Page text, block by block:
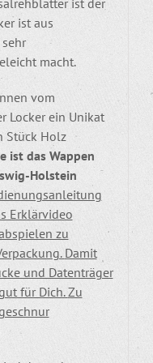
ist aus
macht.
vom
Locker ein Unikat
Stück Holz
ist das Wappen
Holstein
Erklärvideo
zu
Damit
und Datenträger
für Dich.Zu